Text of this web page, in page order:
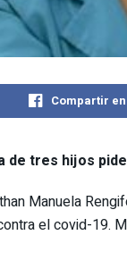
Compartir
de tres hijos
Manuela
el covid-19.